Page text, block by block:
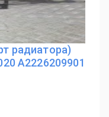
радиатора)
A2226209901